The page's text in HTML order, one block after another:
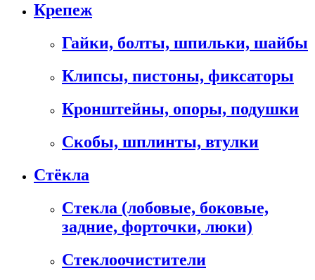
Крепеж
Гайки, болты, шпильки, шайбы
Клипсы, пистоны, фиксаторы
Кронштейны, опоры, подушки
Скобы, шплинты, втулки
Стёкла
Стекла (лобовые, боковые,
задние, форточки, люки)
Стеклоочистители